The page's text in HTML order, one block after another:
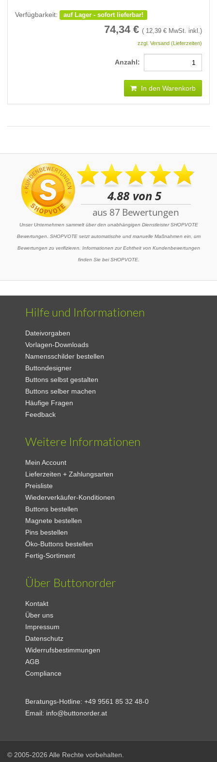
Verfügbarkeit: auf Lager - sofort lieferbar!
74,34 € ( 12,39 € MwSt. inkl.)
zzgl. Versand (Lieferzeiten)
Anzahl:
In den Warenkorb
Unser Unternehmen sammelt über den unabhängigen Dienstleister SHOPVOTE
Bewertungen. SHOPVOTE setzt automatische und manuelle Maßnahmen ein, um
Bewertungen zu verifizieren. Informationen zur Echtheit von Kundenbewertungen
finden Sie bei SHOPVOTE.
Hilfe und Informationen
Dateivorgaben
Vorlagen-Downloads
Namensschilder bestellen
Buttondesigner
Buttons selbst gestalten
Buttons selber machen
Häufige Fragen
Feedback
Weitere Informationen
Mein Account
Lieferzeiten + Zahlungsarten
Preisliste
Wiederverkäufer-Konditionen
Buttons bestellen
Magnete bestellen
Pins bestellen
Öko-Buttons bestellen
Fertig-Sortiment
Über Buttonorder
Kontakt
Über uns
Impressum
Datenschutz
Widerrufsbestimmungen
AGB
Compliance
Beratungs-Hotline:+49 9561 85 32 48-0
Email: info@buttonorder.at
© 2005-2026 Alle Rechte vorbehalten.